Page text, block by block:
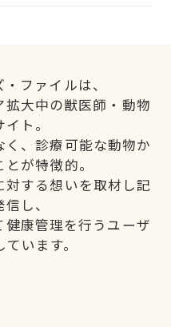
ファイルは、
大中の獣医師・動物
ト。
、診療可能な動物か
が特徴的。
する想いを取材し記
し、
康管理を行うユーザ
います。